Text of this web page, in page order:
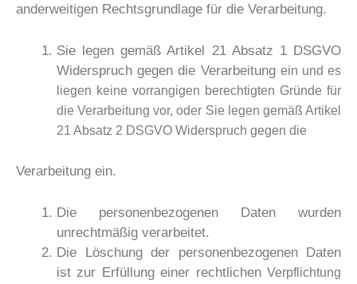
anderweitigen Rechtsgrundlage für die Verarbeitung.
Sie legen gemäß Artikel 21 Absatz 1 DSGVO
Widerspruch gegen die Verarbeitung ein und es
liegen keine vorrangigen berechtigten Gründe für
die Verarbeitung vor,oder Sie legen gemäß Artikel
21 Absatz 2 DSGVO Widerspruch gegen die
Verarbeitung ein.
Die personenbezogenen Daten wurden
unrechtmäßig verarbeitet.
Die Löschung der personenbezogenen Daten
ist zur Erfüllung einer rechtlichen Verpflichtung